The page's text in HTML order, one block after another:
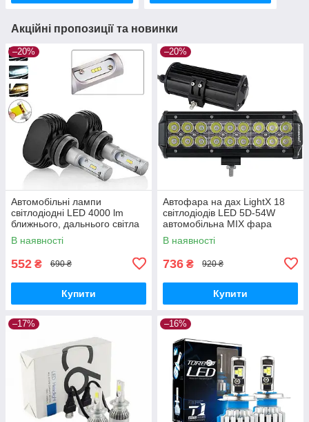
Акційні пропозиції та новинки
–20%
Автомобільні лампи
світлодіодні LED 4000 lm
ближнього, дальнього світла
RIAS S1-H11 потужні лампи
для фар
В наявності
552 ₴ 690 ₴
Купити
–20%
Автофара на дах LightX 18
світлодіодів LED 5D-54W
автомобільна MIX фара
Чорний
В наявності
736 ₴ 920 ₴
Купити
–17% –16%